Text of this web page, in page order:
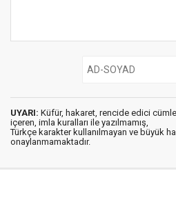
UYARI: Küfür, hakaret, rencide edici
içeren, imla kuralları ile yazılmamış,
Türkçe karakter kullanılmayan ve büyük
onaylanmamaktadır.